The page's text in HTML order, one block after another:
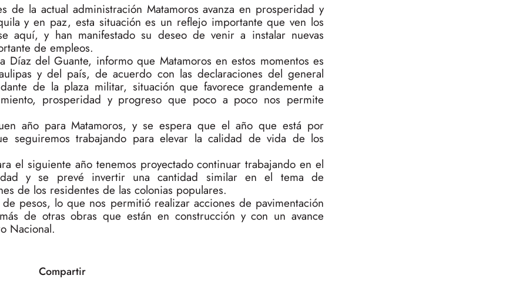
de la actual administración Matamoros avanza en prosperidad y
y en paz, esta situación es un reflejo importante que ven los
aquí, y han manifestado su deseo de venir a instalar nuevas
de empleos.
Díaz del Guante, informo que Matamoros en estos momentos es
y del país, de acuerdo con las declaraciones del general
de la plaza militar, situación que favorece grandemente a
prosperidad y progreso que poco a poco nos permite
año para Matamoros, y se espera que el año que está por
seguiremos trabajando para elevar la calidad de vida de los
el siguiente año tenemos proyectado continuar trabajando en el
y se prevé invertir una cantidad similar en el tema de
de los residentes de las colonias populares.
pesos, lo que nos permitió realizar acciones de pavimentación
de otras obras que están en construcción y con un avance
Nacional.
Compartir